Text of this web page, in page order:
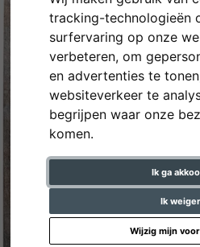
tracking-technologieën
surfervaring op onze
verbeteren, om
en advertenties te
websiteverkeer te
begrijpen waar onze
komen.
Ik ga
Ik weiger
Wijzig mijn
Terug